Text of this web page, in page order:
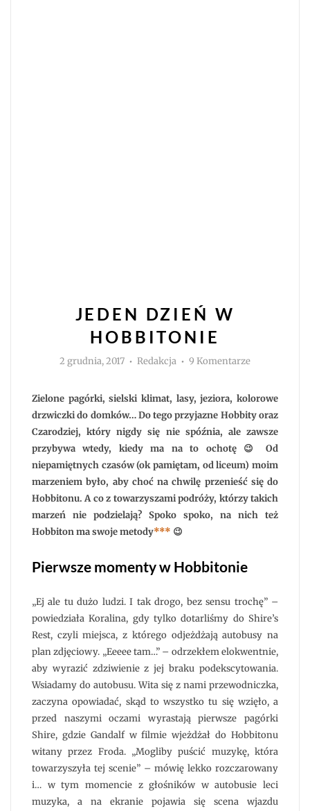
JEDEN DZIEŃ W
HOBBITONIE
2 grudnia, 2017 Autor
Redakcja 9 Komentarzedo
Hobbitonie
Zielone pagórki, sielski klimat, lasy, jeziora, kolorowe
drzwiczki do domków… Do tego przyjazne Hobbity oraz
Czarodziej, który nigdy się nie spóźnia, ale zawsze
przybywa wtedy, kiedy ma na to ochotę 😉 Od
niepamiętnych czasów (ok pamiętam, od liceum) moim
marzeniem było, aby choć na chwilę przenieść się do
Hobbitonu. A co z towarzyszami podróży, którzy takich
marzeń nie podzielają? Spoko spoko, na nich też
Hobbiton ma swoje metody*** 😉
Pierwsze momenty w Hobbitonie
„Ej ale tu dużo ludzi. I tak drogo, bez sensu trochę” –
powiedziała Koralina, gdy tylko dotarliśmy do Shire’s
Rest, czyli miejsca, z którego odjeżdżają autobusy na
plan zdjęciowy. „Eeeee tam…” – odrzekłem elokwentnie,
aby wyrazić zdziwienie z jej braku podekscytowania.
Wsiadamy do autobusu. Wita się z nami przewodniczka,
zaczyna opowiadać, skąd to wszystko tu się wzięło, a
przed naszymi oczami wyrastają pierwsze pagórki
Shire, gdzie Gandalf w filmie wjeżdżał do Hobbitonu
witany przez Froda. „Mogliby puścić muzykę, która
towarzyszyła tej scenie” – mówię lekko rozczarowany
i… w tym momencie z głośników w autobusie leci
muzyka, a na ekranie pojawia się scena wjazdu